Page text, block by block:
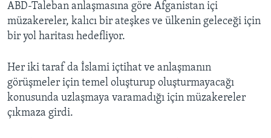
ABD-Taleban anlaşmasına göre Afganistan içi
müzakereler, kalıcı bir ateşkes ve ülkenin geleceği için
bir yol haritası hedefliyor.
Her iki taraf da İslami içtihat ve anlaşmanın
görüşmeler için temel oluşturup oluşturmayacağı
konusunda uzlaşmaya varamadığı için müzakereler
çıkmaza girdi.